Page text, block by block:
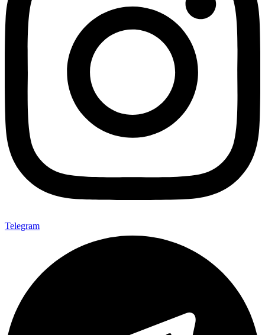
Telegram